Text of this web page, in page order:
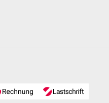
Schimmelpilze
Ist das